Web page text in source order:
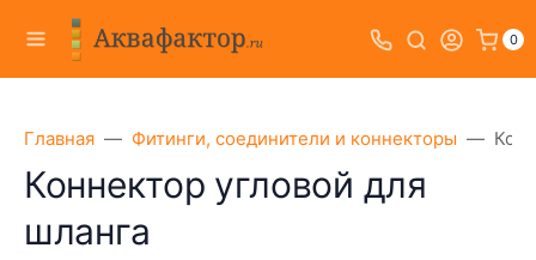
0
Главная Фитинги, соединители и коннекторы
Коннектор угловой для
шланга